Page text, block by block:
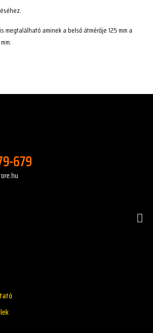
megtalálható aminek a belső átmérője 125 mm a
679
